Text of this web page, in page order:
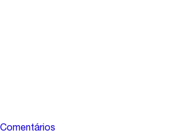
Comentários